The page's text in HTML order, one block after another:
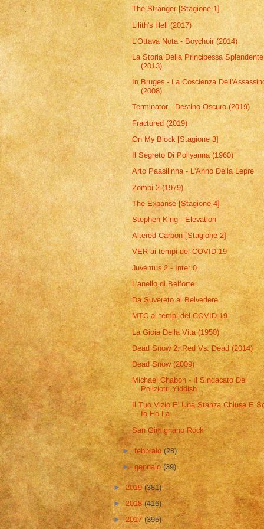
The Stranger [Stagione 1]
Lilith's Hell (2017)
L'Ottava Nota - Boychoir (2014)
La Storia Della Principessa Splendente
(2013)
In Bruges - La Coscienza
(2008)
Terminator - Destino Oscuro (2019)
Fractured (2019)
On My Block [Stagione 3]
Il Segreto Di Pollyanna (1960)
Arto Paasilinna - L'Anno Della Lepre
Zombi 2 (1979)
The Expanse [Stagione 4]
Stephen King - Elevation
Altered Carbon [Stagione 2]
VER ai tempi del COVID-19
Juventus 2 - Inter 0
L'anello di Belforte
Da Suvereto al Belvedere
MTC ai tempi del COVID-19
La Gioia Della Vita (1950)
Dead Snow 2: Red Vs. Dead (2014)
Dead Snow (2009)
Michael Chabon - Il Sindacato Dei
Poliziotti Yiddish
Il Tuo Vizio E' Una Stanza Chiusa E
Io Ho La ...
San Gimignano Rock
►febbraio(28)
►gennaio(39)
►2019(381)
►2018(416)
►2017(395)